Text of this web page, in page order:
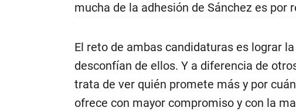
mucha de la adhesión de Sánchez es por
El reto de ambas candidaturas es lograr
desconfían de ellos. Y a diferencia de
trata de ver quién promete más y por
ofrece con mayor compromiso y con la